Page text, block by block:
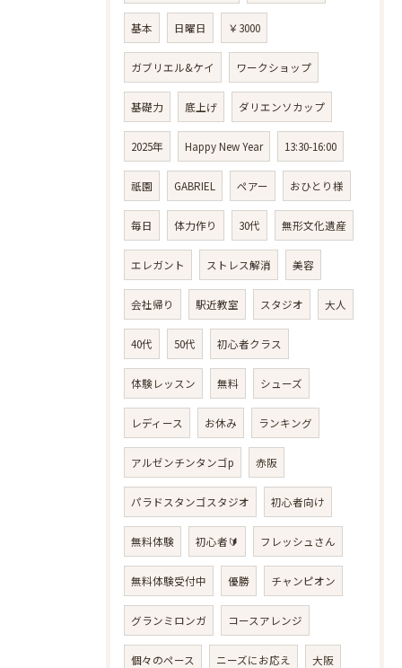
基本 日曜日 ￥3000
ガブリエル&ケイ ワークショップ
基礎力 底上げ ダリエンソカップ
2025年 Happy New Year 13:30-16:00
祇園 GABRIEL ペアー おひとり様
毎日 体力作り 30代 無形文化遺産
エレガント ストレス解消 美容
会社帰り 駅近教室 スタジオ 大人
40代 50代 初心者クラス
体験レッスン 無料 シューズ
レディース お休み ランキング
アルゼンチンタンゴp 赤阪
パラドスタンゴスタジオ 初心者向け
無料体験 初心者🔰 フレッシュさん
無料体験受付中 優勝 チャンピオン
グランミロンガ コースアレンジ
個々のペース ニーズにお応え 大阪